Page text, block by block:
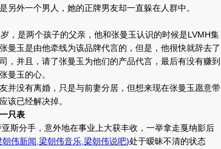
另外一个男人，她的正牌男友却一直躲在人群中。
是两个孩子的父亲，他和张曼玉认识的时候是LVMH集
曼玉是由他牵线为该品牌代言的，但是，他很快就辞去了
，并且，请了张曼玉为他们的产品代言，最后有没有赚到
曼玉的心。
没有离婚，只是与前妻分居，但想来现在张曼玉愿意带
该已经解决掉。
只表
分手，意外地在事业上大获丰收，一举拿走戛纳影后
朝伟新闻 梁朝伟音乐 梁朝伟说吧)处于暧昧不清的状态